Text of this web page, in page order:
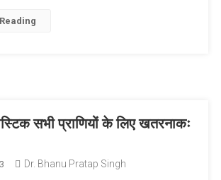
सभी प्राणियों के लिए खतरनाकः
Dr. Bhanu Pratap Singh